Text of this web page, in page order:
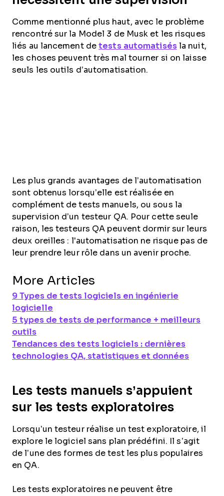
Comme mentionné plus haut, avec le problème
rencontré sur la Model 3 de Musk et les risques
liés au lancement detests automatisésla nuit,
les choses peuvent très mal tourner si on laisse
seuls les outils d’automatisation.
Les plus grands avantages de l’automatisation
sont obtenus lorsqu’elle est réalisée en
complément de tests manuels, ou sous la
supervision d’un testeur QA. Pour cette seule
raison, les testeurs QA peuvent dormir sur leurs
deux oreilles : l'automatisation ne risque pas de
leur prendre leur rôle dans un avenir proche.
More Articles
9 Types de tests logiciels en ingénierie
logicielle
5 types de tests de performance + meilleurs
outils
Tendances des tests logiciels : dernières
technologies QA, statistiques et données
Les tests manuels s’appuient
sur les tests exploratoires
Lorsqu’un testeur réalise un test exploratoire, il
explore le logiciel sans plan prédéfini. Il s’agit
de l’une des formes de test les plus populaires
en QA.
Les tests exploratoires ne peuvent être